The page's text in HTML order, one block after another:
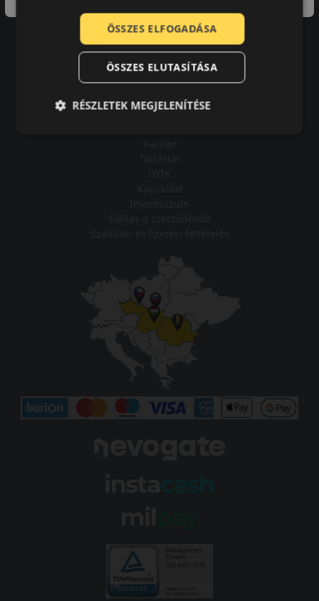
Minden tökéletesen működik.
Adatvédelmi tájékoztató
ÖSSZES ELFOGADÁSA
ÖSSZES ELUTASÍTÁSA
RÉSZLETEK MEGJELENÍTÉSE